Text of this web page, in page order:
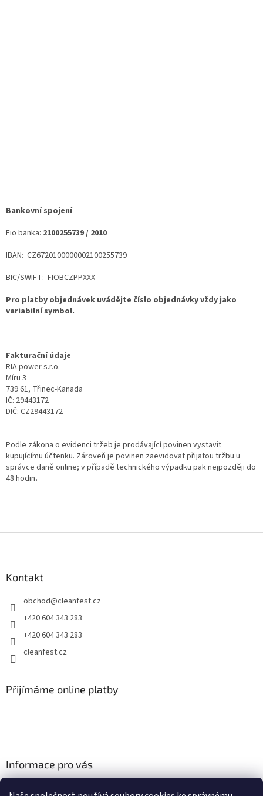
Bankovní spojení
Fio banka: 2100255739 / 2010
IBAN: CZ6720100000002100255739
BIC/SWIFT: FIOBCZPPXXX
Pro platby objednávek uvádějte číslo objednávky vždy jako
variabilní symbol.
Fakturační údaje
RIA power s.r.o.
Míru 3
739 61, Třinec-Kanada
IČ: 29443172
DIČ: CZ29443172
Podle zákona o evidenci tržeb je prodávající povinen vystavit
kupujícímu účtenku. Zároveň je povinen zaevidovat přijatou tržbu u
správce daně online; v případě technického výpadku pak nejpozději do
48 hodin.
Kontakt
obchod@cleanfest.cz
+420 604 343 283
+420 604 343 283
cleanfest.cz
Přijímáme online platby
Informace pro vás